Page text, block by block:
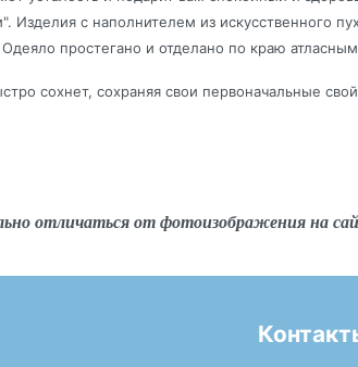
с наполнителем из искусственного
простегано и отделано по краю
сохнет, сохраняя свои первоначальные
отличаться от фотоизображения на